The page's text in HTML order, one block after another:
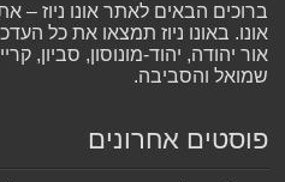
ברוכים הבאים לאתר אונו ניוז
אונו. באונו ניוז תמצאו את כל
אור יהודה, יהוד-מונוסון, סביון,
שמואל והסביבה.
פוסטים אחרונים